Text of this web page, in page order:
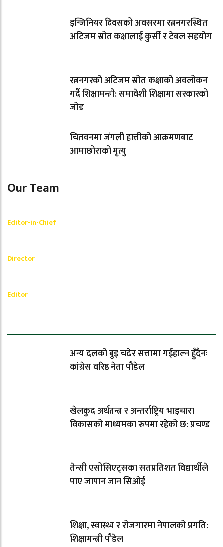
इन्जिनियर दिवसको अवसरमा रत्ननगरस्थित
अटिजम स्रोत कक्षालाई कुर्सी र टेबल सहयोग
रत्ननगरको अटिजम स्रोत कक्षाको अवलोकन
गर्दै शिक्षामन्त्री: समावेशी शिक्षामा सरकारको
जोड
चितवनमा जंगली हात्तीको आक्रमणबाट
आमाछोराको मृत्यु
Our Team
Editor-in-Chief
Director
Editor
अन्य दलको बुइ चढेर सत्तामा गईहाल्न हुँदैनः
कांग्रेस वरिष्ठ नेता पौडेल
खेलकुद अर्थतन्त्र र अन्तर्राष्ट्रिय भाइचारा
विकासको माध्यमका रूपमा रहेको छ: प्रचण्ड
तेन्सी एसोसिएट्सका सतप्रतिशत विद्यार्थीले
पाए जापान जान सिओई
शिक्षा, स्वास्थ्य र रोजगारमा नेपालको प्रगति:
शिक्षामन्त्री पौडेल